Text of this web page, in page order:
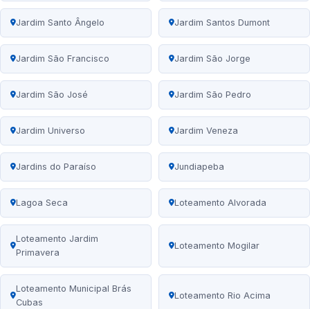
Jardim Santo Ângelo Jardim Santos Dumont
Jardim São Francisco Jardim São Jorge
Jardim São José Jardim São Pedro
Jardim Universo Jardim Veneza
Jardins do Paraíso Jundiapeba
Lagoa Seca Loteamento Alvorada
Loteamento Jardim
Primavera
Loteamento Mogilar
Loteamento Municipal Brás
Cubas
Loteamento Rio Acima